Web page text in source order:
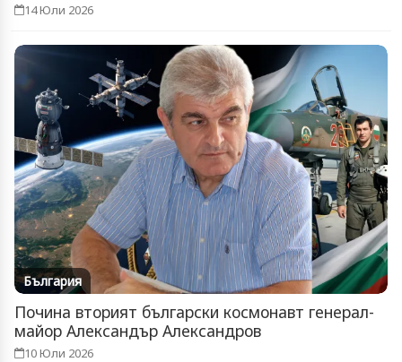
14 Юли 2026
България
Почина вторият български космонавт генерал-
майор Александър Александров
10 Юли 2026